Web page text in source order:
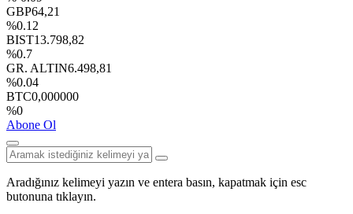
GBP64,21
%0.12
BIST13.798,82
%0.7
GR. ALTIN6.498,81
%0.04
BTC0,000000
%0
Abone Ol
Aradığınız kelimeyi yazın ve entera basın, kapatmak için esc
butonuna tıklayın.